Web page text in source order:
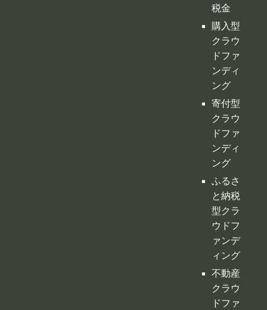
ドファ
ンディ
ング
寄付型
クラウ
ドファ
ンディ
ング
ふるさ
と納税
型クラ
ァンデ
ィング
不動産
クラウ
ドファ
ンディ
投資型